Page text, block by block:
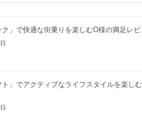
ク」で快適な街乗りを楽しむO様の満足レ
ト」でアクティブなライフスタイルを楽し